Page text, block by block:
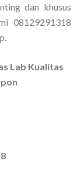
dan khusus
08129291318
Lab Kualitas